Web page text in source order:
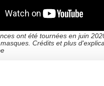
ont été tournées en juin
Crédits et plus